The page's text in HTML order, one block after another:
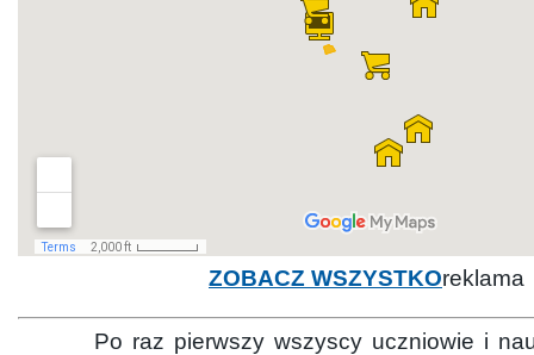
ZOBACZ WSZYSTKOreklama
Po raz pierwszy wszyscy uczniowie i